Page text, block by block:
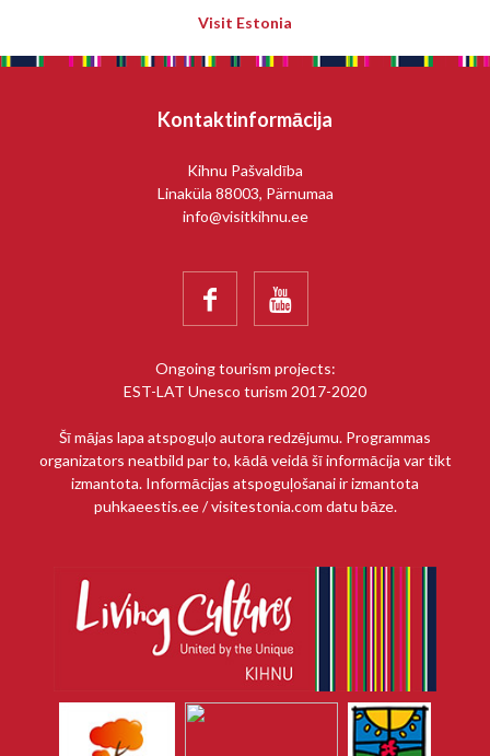
Visit Estonia
Kontaktinformācija
Kihnu Pašvaldība
Linaküla 88003, Pärnumaa
info@visitkihnu.ee
 
Ongoing tourism projects:
EST-LAT Unesco turism 2017-2020
Šī mājas lapa atspoguļo autora redzējumu. Programmas
organizators neatbild par to, kādā veidā šī informācija var tikt
izmantota. Informācijas atspoguļošanai ir izmantota
puhkaeestis.ee / visitestonia.com datu bāze.